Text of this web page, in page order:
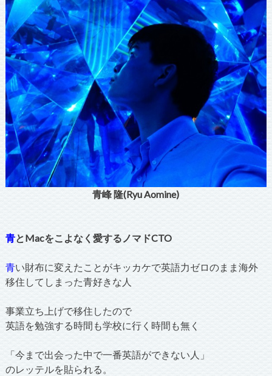
青峰 隆(Ryu Aomine)
青とMacをこよなく愛するノマドCTO
青い財布に変えたことがキッカケで英語力ゼロのまま海外
移住してしまった青好きな人
事業立ち上げで移住したので
英語を勉強する時間も学校に行く時間も無く
「今まで出会った中で一番英語ができない人」
のレッテルを貼られる。